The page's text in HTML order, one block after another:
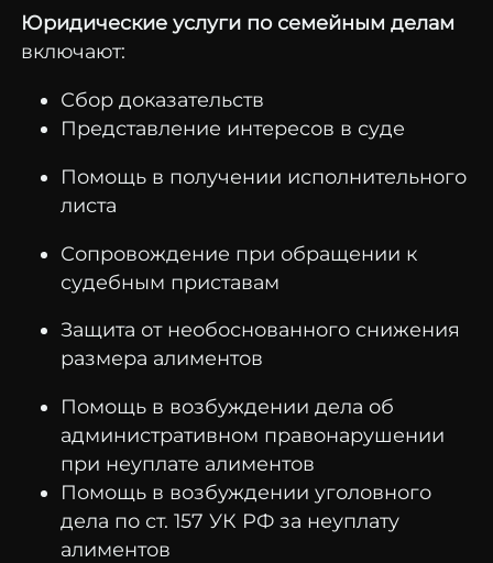
Юридические услуги по семейным делам
включают:
Сбор доказательств
Представление интересов в суде
Помощь в получении исполнительного
листа
Сопровождение при обращении к
судебным приставам
Защита от необоснованного снижения
размера алиментов
Помощь в возбуждении дела об
административном правонарушении
при неуплате алиментов
Помощь в возбуждении уголовного
дела по ст. 157 УК РФ за неуплату
алиментов